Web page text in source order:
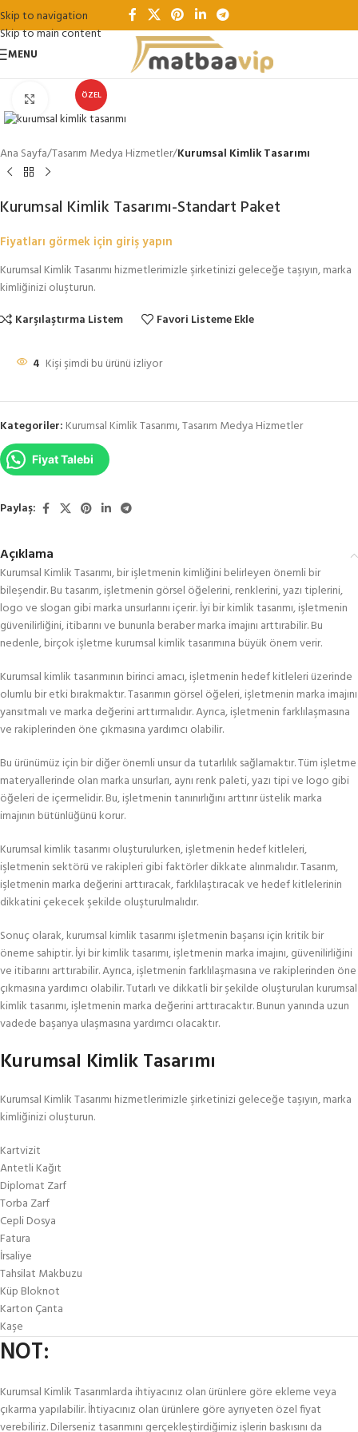
Skip to navigation
Skip to main content
MENU
ÖZEL
Büyütmek için tıklayın
Ana Sayfa Tasarım Medya Hizmetler Kurumsal Kimlik Tasarımı
Kurumsal Kimlik Tasarımı-Standart Paket
Fiyatları görmek için giriş yapın
Kurumsal Kimlik Tasarımı hizmetlerimizle şirketinizi geleceğe taşıyın, marka
kimliğinizi oluşturun.
Karşılaştırma Listem
Favori Listeme Ekle
4 Kişi şimdi bu ürünü izliyor
Kategoriler: Kurumsal Kimlik Tasarımı,Tasarım Medya Hizmetler
Fiyat Talebi
Paylaş:
Açıklama
Kurumsal Kimlik Tasarımı, bir işletmenin kimliğini belirleyen önemli bir
bileşendir. Bu tasarım, işletmenin görsel öğelerini, renklerini, yazı tiplerini,
logo ve slogan gibi marka unsurlarını içerir. İyi bir kimlik tasarımı, işletmenin
güvenilirliğini, itibarını ve bununla beraber marka imajını arttırabilir. Bu
nedenle, birçok işletme kurumsal kimlik tasarımına büyük önem verir.
Kurumsal kimlik tasarımının birinci amacı, işletmenin hedef kitleleri üzerinde
olumlu bir etki bırakmaktır. Tasarımın görsel öğeleri, işletmenin marka imajını
yansıtmalı ve marka değerini arttırmalıdır. Ayrıca, işletmenin farklılaşmasına
ve rakiplerinden öne çıkmasına yardımcı olabilir.
Bu ürünümüz için bir diğer önemli unsur da tutarlılık sağlamaktır. Tüm işletme
materyallerinde olan marka unsurları, aynı renk paleti, yazı tipi ve logo gibi
öğeleri de içermelidir. Bu, işletmenin tanınırlığını arttırır üstelik marka
imajının bütünlüğünü korur.
Kurumsal kimlik tasarımı oluşturulurken, işletmenin hedef kitleleri,
işletmenin sektörü ve rakipleri gibi faktörler dikkate alınmalıdır. Tasarım,
işletmenin marka değerini arttıracak, farklılaştıracak ve hedef kitlelerinin
dikkatini çekecek şekilde oluşturulmalıdır.
Sonuç olarak, kurumsal kimlik tasarımı işletmenin başarısı için kritik bir
öneme sahiptir. İyi bir kimlik tasarımı, işletmenin marka imajını, güvenilirliğini
ve itibarını arttırabilir. Ayrıca, işletmenin farklılaşmasına ve rakiplerinden öne
çıkmasına yardımcı olabilir. Tutarlı ve dikkatli bir şekilde oluşturulan kurumsal
kimlik tasarımı, işletmenin marka değerini arttıracaktır. Bunun yanında uzun
vadede başarıya ulaşmasına yardımcı olacaktır.
Kurumsal Kimlik Tasarımı
Kurumsal Kimlik Tasarımı hizmetlerimizle şirketinizi geleceğe taşıyın, marka
kimliğinizi oluşturun.
Kartvizit
Antetli Kağıt
Diplomat Zarf
Torba Zarf
Cepli Dosya
Fatura
İrsaliye
Tahsilat Makbuzu
Küp Bloknot
Karton Çanta
Kaşe
NOT:
Kurumsal Kimlik Tasarımlarda ihtiyacınız olan ürünlere göre ekleme veya
çıkarma yapılabilir. İhtiyacınız olan ürünlere göre ayrıyeten özel fiyat
verebiliriz. Dilerseniz tasarımını gerçekleştirdiğimiz işlerin baskısını da